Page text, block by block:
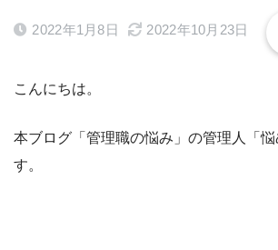
2022年1月8日 2022年10月23日
こんにちは。
本ブログ「管理職の悩み」の管理人「
す。